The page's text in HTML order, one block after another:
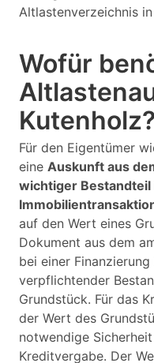
Altlastenverzeichnis
Wofür
Kutenholz?
Für den Eigentümer
eine Auskunft aus
wichtiger Bestandteil
auf den Wert eines
Dokument aus dem
bei einer
verpflichtender
Grundstück. Für das
der Wert des
notwendige
Kreditvergabe. Der